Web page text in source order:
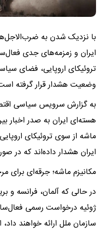
با نزدیک شدن به
ایران و زمزمه‌های جدی
تروئیکای اروپایی، فضای
وضعیت هشدار قرار گرفته
به گزارش سرویس سیاسی
هسته‌ای ایران به صدر اخبار
ماشه از سوی تروئیکای
ایران هشدار داده‌اند که در
مکانیزم ماشه؛ جرقه‌ای برای
ژوئیه درخواست رسمی
سازمان ملل ارائه خواهند داد،